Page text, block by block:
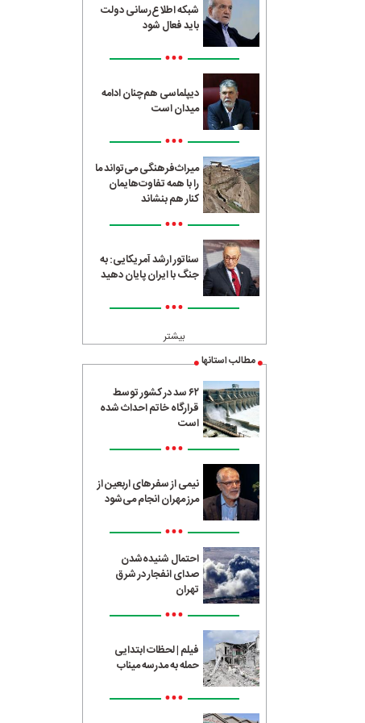
شبکه اطلاع‌رسانی دولت
باید فعال شود
•••
دیپلماسی هم‌چنان ادامه
میدان است
•••
میراث‌فرهنگی می‌تواند ما
را با همه تفاوت‌هایمان
کنار هم بنشاند
•••
سناتور ارشد آمریکایی: به
جنگ با ایران پایان دهید
•••
بیشتر
مطالب استانها
۶۲ سد در کشور توسط
قرارگاه خاتم احداث شده
است
•••
نیمی از سفرهای اربعین از
مرز مهران انجام می‌شود
•••
احتمال شنیده‌شدن
صدای انفجار در شرق
تهران
•••
فیلم | لحظات ابتدایی
حمله به مدرسه میناب
•••